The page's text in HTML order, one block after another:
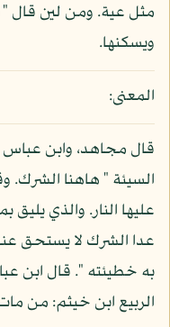
مثل عية. ومن لين قال "
ويسكنها.
المعنى:
قال مجاهد، وابن عباس
السيئة " هاهنا الشرك.
عليها النار. والذي
عدا الشرك لا يستحق
به خطيئته ". قال ابن
الربيع ابن خيثم: من